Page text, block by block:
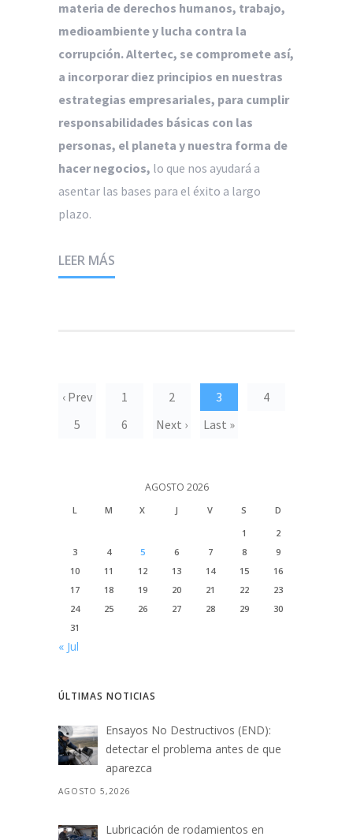
materia de derechos humanos, trabajo,
medioambiente y lucha contra la
corrupción. Altertec, se compromete así,
a incorporar diez principios en nuestras
estrategias empresariales, para cumplir
responsabilidades básicas con las
personas, el planeta y nuestra forma de
hacer negocios, lo que nos ayudará a
asentar las bases para el éxito a largo
plazo.
LEER MÁS
‹ Prev 1 2 3
4
5
6 Next › Last »
AGOSTO 2026
L M X J V S
D
1
2
3
4 5 6 7 8
9
10
11 12 13 14 15
16
17
18 19 20 21 22
23
24
25 26 27 28 29
30
31
« Jul
ÚLTIMAS NOTICIAS
Ensayos No Destructivos (END):
detectar el problema antes de que
aparezca
AGOSTO 5,2026
Lubricación de rodamientos en